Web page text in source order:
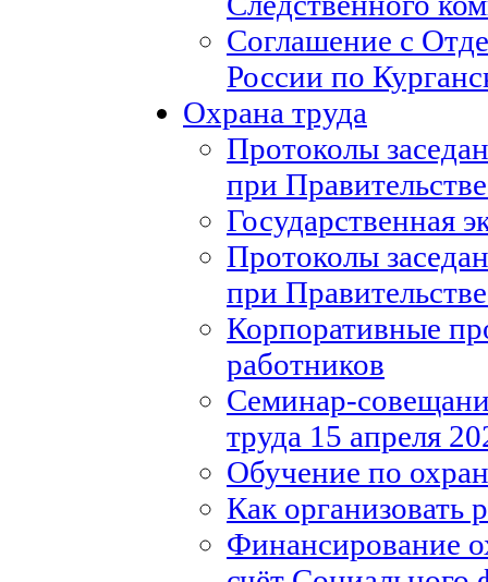
Соглашение с
России по
Охрана труда
Протоколы
при
Государственная
Протоколы
при
Корпоративные
работников
Семинар-
труда 15 апреля
Обучение по
Как организовать
Финансирование